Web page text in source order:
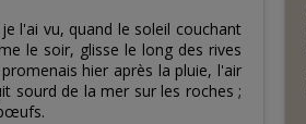
l'ai vu, quand le soleil couchant
le soir, glisse le long des rives
hier après la pluie, l'air
sourd de la mer sur les roches ;